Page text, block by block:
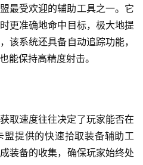
最受欢迎的辅助工具之一。它
更准确地命中目标，极大地提
该系统还具备自动追踪功能，
能保持高精度射击。
取速度往往决定了玩家能否在
盟提供的快速拾取装备辅助工
装备的收集，确保玩家始终处